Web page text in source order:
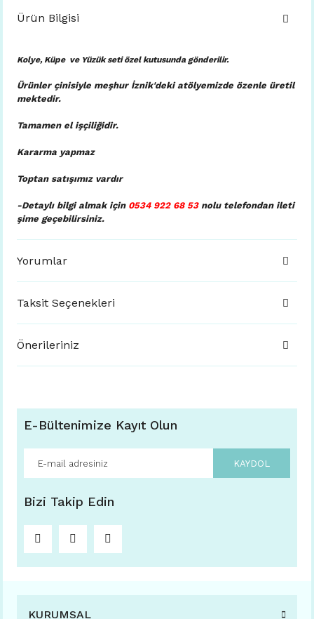
Ürün Bilgisi
Kolye, Küpe ve Yüzük seti özel kutusunda gönderilir.
Ürünler çinisiyle meşhur İznik'deki atölyemizde özenle üretil
mektedir.
Tamamen el işçiliğidir.
Kararma yapmaz
Toptan satışımız vardır
-Detaylı bilgi almak için 0534 922 68 53nolu telefondan ileti
şime geçebilirsiniz.
Yorumlar
Taksit Seçenekleri
Önerileriniz
E-Bültenimize Kayıt Olun
KAYDOL
Bizi Takip Edin
KURUMSAL